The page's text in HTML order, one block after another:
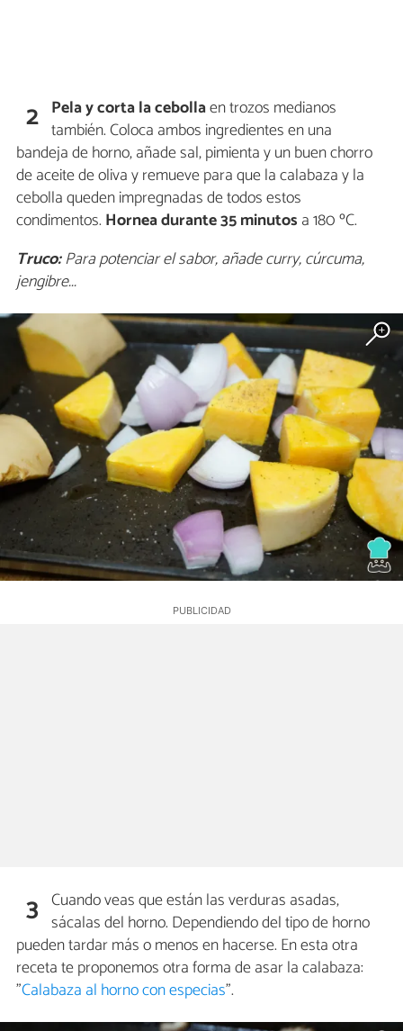
2 Pela y corta la cebollaen trozos medianos
también. Coloca ambos ingredientes en una
bandeja de horno, añade sal, pimienta y un buen chorro
de aceite de oliva y remueve para que la calabaza y la
cebolla queden impregnadas de todos estos
condimentos. Hornea durante 35 minutos a 180 ºC.
Truco:Para potenciar el sabor, añade curry, cúrcuma,
jengibre...
3 Cuando veas que están las verduras asadas,
sácalas del horno. Dependiendo del tipo de horno
pueden tardar más o menos en hacerse. En esta otra
receta te proponemos otra forma de asar la calabaza:
"Calabaza al horno con especias".